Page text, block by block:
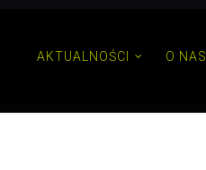
AKTUALNOŚCI O NAS